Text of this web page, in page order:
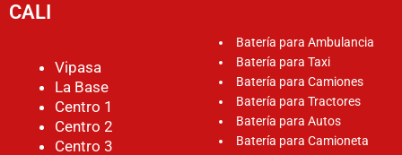
CALI
Vipasa
La Base
Centro 1
Centro 2
Centro 3
Batería para Ambulancia
Batería para Taxi
Batería para Camiones
Batería para Tractores
Batería para Autos
Batería para Camioneta